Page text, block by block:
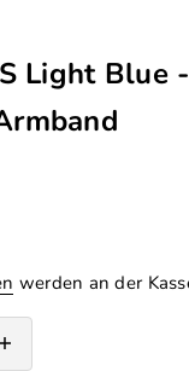
Light Blue
werden an der